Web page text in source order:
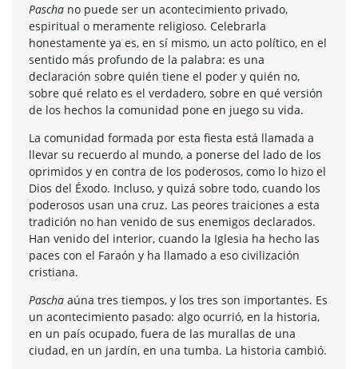
Pascha no puede ser un acontecimiento privado,
espiritual o meramente religioso. Celebrarla
honestamente ya es, en sí mismo, un acto político, en el
sentido más profundo de la palabra: es una
declaración sobre quién tiene el poder y quién no,
sobre qué relato es el verdadero, sobre en qué versión
de los hechos la comunidad pone en juego su vida.
La comunidad formada por esta fiesta está llamada a
llevar su recuerdo al mundo, a ponerse del lado de los
oprimidos y en contra de los poderosos, como lo hizo el
Dios del Éxodo. Incluso, y quizá sobre todo, cuando los
poderosos usan una cruz. Las peores traiciones a esta
tradición no han venido de sus enemigos declarados.
Han venido del interior, cuando la Iglesia ha hecho las
paces con el Faraón y ha llamado a eso civilización
cristiana.
Pascha aúna tres tiempos, y los tres son importantes. Es
un acontecimiento pasado: algo ocurrió, en la historia,
en un país ocupado, fuera de las murallas de una
ciudad, en un jardín, en una tumba. La historia cambió.